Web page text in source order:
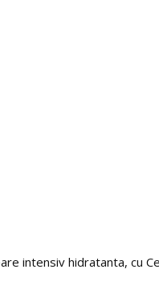
intensiv hidratanta, cu